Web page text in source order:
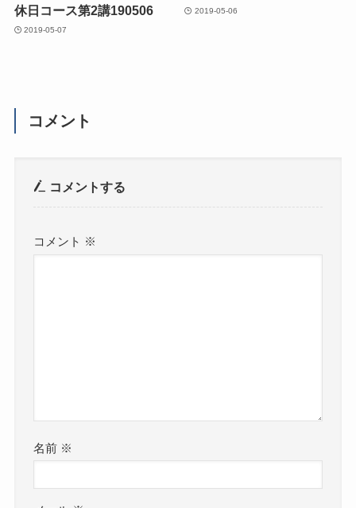
休日コース第2講190506
2019-05-07
2019-05-06
コメント
コメントする
コメント ※
名前 ※